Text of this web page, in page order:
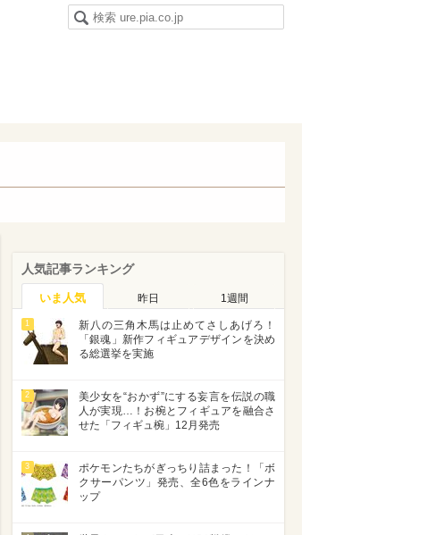
人気記事ランキング
いま人気 昨日 1週間
1
新八の三角木馬は止めてさしあげろ！
「銀魂」新作フィギュアデザインを決め
る総選挙を実施
2
美少女を“おかず”にする妄言を伝説の職
人が実現…！お椀とフィギュアを融合さ
せた「フィギュ椀」12月発売
3
ポケモンたちがぎっちり詰まった！「ボ
クサーパンツ」発売、全6色をラインナ
ップ